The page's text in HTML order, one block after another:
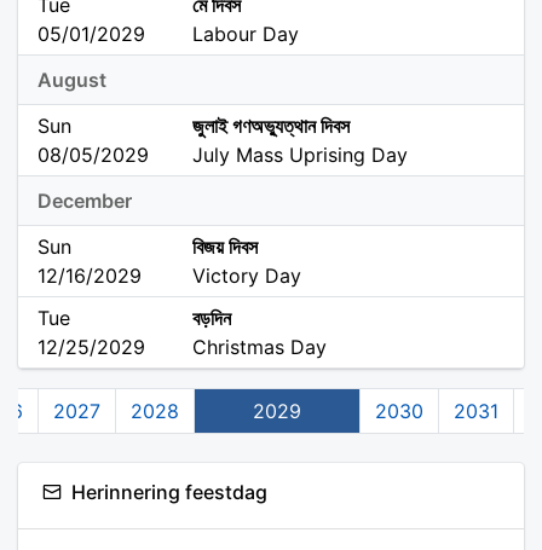
Tue
05/01/2029
মে দিবস
Labour Day
August
Sun
08/05/2029
জুলাই গণঅভ্যুত্থান দিবস
July Mass Uprising Day
December
Sun
12/16/2029
বিজয় দিবস
Victory Day
Tue
12/25/2029
বড়দিন
Christmas Day
2027 2028 2029 2030 2031
Herinnering feestdag